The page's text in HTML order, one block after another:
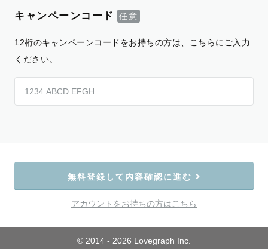
キャンペーンコード
12桁のキャンペーンコードをお持ちの方は、こちらにご入力
ください。
無料登録して内容確認に進む
アカウントをお持ちの方はこちら
© 2014 - 2026 Lovegraph Inc.